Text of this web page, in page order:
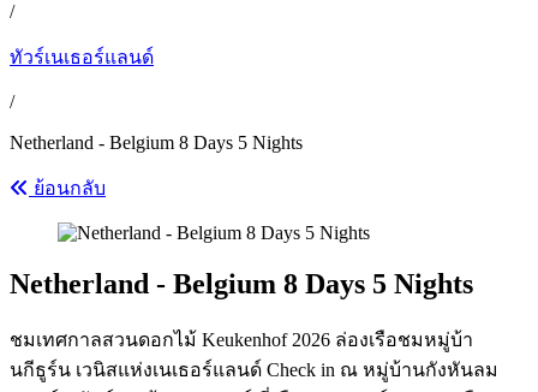
/
ทัวร์เนเธอร์แลนด์
/
Netherland - Belgium 8 Days 5 Nights
ย้อนกลับ
Netherland - Belgium 8 Days 5 Nights
ชมเทศกาลสวนดอกไม้ Keukenhof 2026 ล่องเรือชมหมู่บ้า
นกีธูร์น เวนิสแห่งเนเธอร์แลนด์ Check in ณ หมู่บ้านกังหันลม